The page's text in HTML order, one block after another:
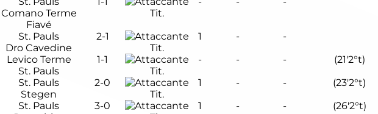
Comano Terme
Fiavé
Tit.
St. Pauls
Dro Cavedine
2-1
Tit.
1 -
-
Levico Terme
St. Pauls
1-1
Tit.
- - - (21'2°t)
St. Pauls
Stegen
2-0
Tit.
1 - - (23'2°t)
St. Pauls
3-0
1 - - (26'2°t)